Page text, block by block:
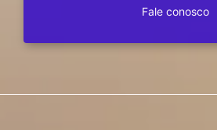
Fale conosco